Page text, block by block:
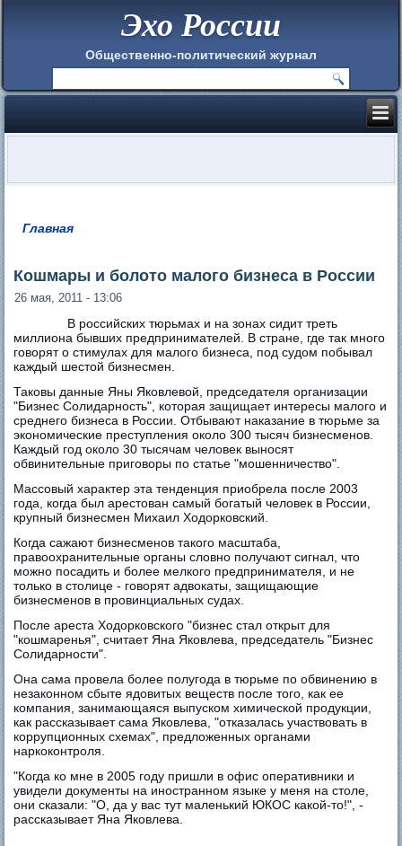
Эхо России
Общественно-политический журнал
Главная
Кошмары и болото малого бизнеса в России
26 мая, 2011 - 13:06
В российских тюрьмах и на зонах сидит треть
миллиона бывших предпринимателей. В стране, где так много
говорят о стимулах для малого бизнеса, под судом побывал
каждый шестой бизнесмен.
Таковы данные Яны Яковлевой, председателя организации
"Бизнес Солидарность", которая защищает интересы малого и
среднего бизнеса в России. Отбывают наказание в тюрьме за
экономические преступления около 300 тысяч бизнесменов.
Каждый год около 30 тысячам человек выносят
обвинительные приговоры по статье "мошенничество".
Массовый характер эта тенденция приобрела после 2003
года, когда был арестован самый богатый человек в России,
крупный бизнесмен Михаил Ходорковский.
Когда сажают бизнесменов такого масштаба,
правоохранительные органы словно получают сигнал, что
можно посадить и более мелкого предпринимателя, и не
только в столице - говорят адвокаты, защищающие
бизнесменов в провинциальных судах.
После ареста Ходорковского "бизнес стал открыт для
"кошмаренья", считает Яна Яковлева, председатель "Бизнес
Солидарности".
Она сама провела более полугода в тюрьме по обвинению в
незаконном сбыте ядовитых веществ после того, как ее
компания, занимающаяся выпуском химической продукции,
как рассказывает сама Яковлева, "отказалась участвовать в
коррупционных схемах", предложенных органами
наркоконтроля.
"Когда ко мне в 2005 году пришли в офис оперативники и
увидели документы на иностранном языке у меня на столе,
они сказали: "О, да у вас тут маленький ЮКОС какой-то!", -
рассказывает Яна Яковлева.